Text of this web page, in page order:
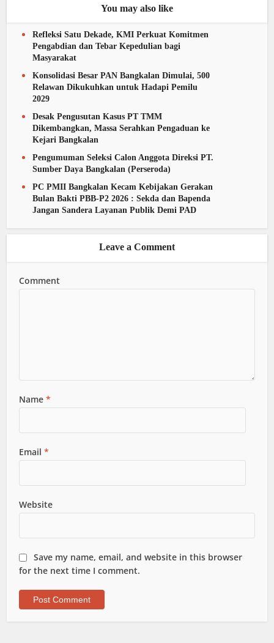
You may also like
Refleksi Satu Dekade, KMI Perkuat Komitmen
Pengabdian dan Tebar Kepedulian bagi
Masyarakat
Konsolidasi Besar PAN Bangkalan Dimulai, 500
Relawan Dikukuhkan untuk Hadapi Pemilu
2029
Desak Pengusutan Kasus PT TMM
Dikembangkan, Massa Serahkan Pengaduan ke
Kejari Bangkalan
Pengumuman Seleksi Calon Anggota Direksi PT.
Sumber Daya Bangkalan (Perseroda)
PC PMII Bangkalan Kecam Kebijakan Gerakan
Bulan Bakti PBB-P2 2026 : Sekda dan Bapenda
Jangan Sandera Layanan Publik Demi PAD
Leave a Comment
Comment
Name*
Email*
Website
Save my name, email, and website in this browser
for the next time I comment.